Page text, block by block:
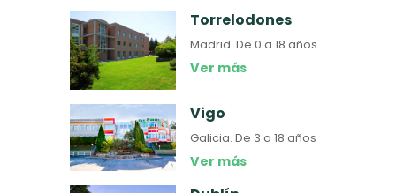
Torrelodones
Madrid.De 0 a 18 años
Ver más
Vigo
Galicia.De 3 a 18 años
Ver más